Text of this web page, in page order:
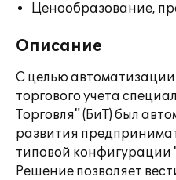
Ценообразование,
Описание
С целью
торгового учета
Торговля" (БиТ) был
развития
типовой конфигурации
Решение позволяет